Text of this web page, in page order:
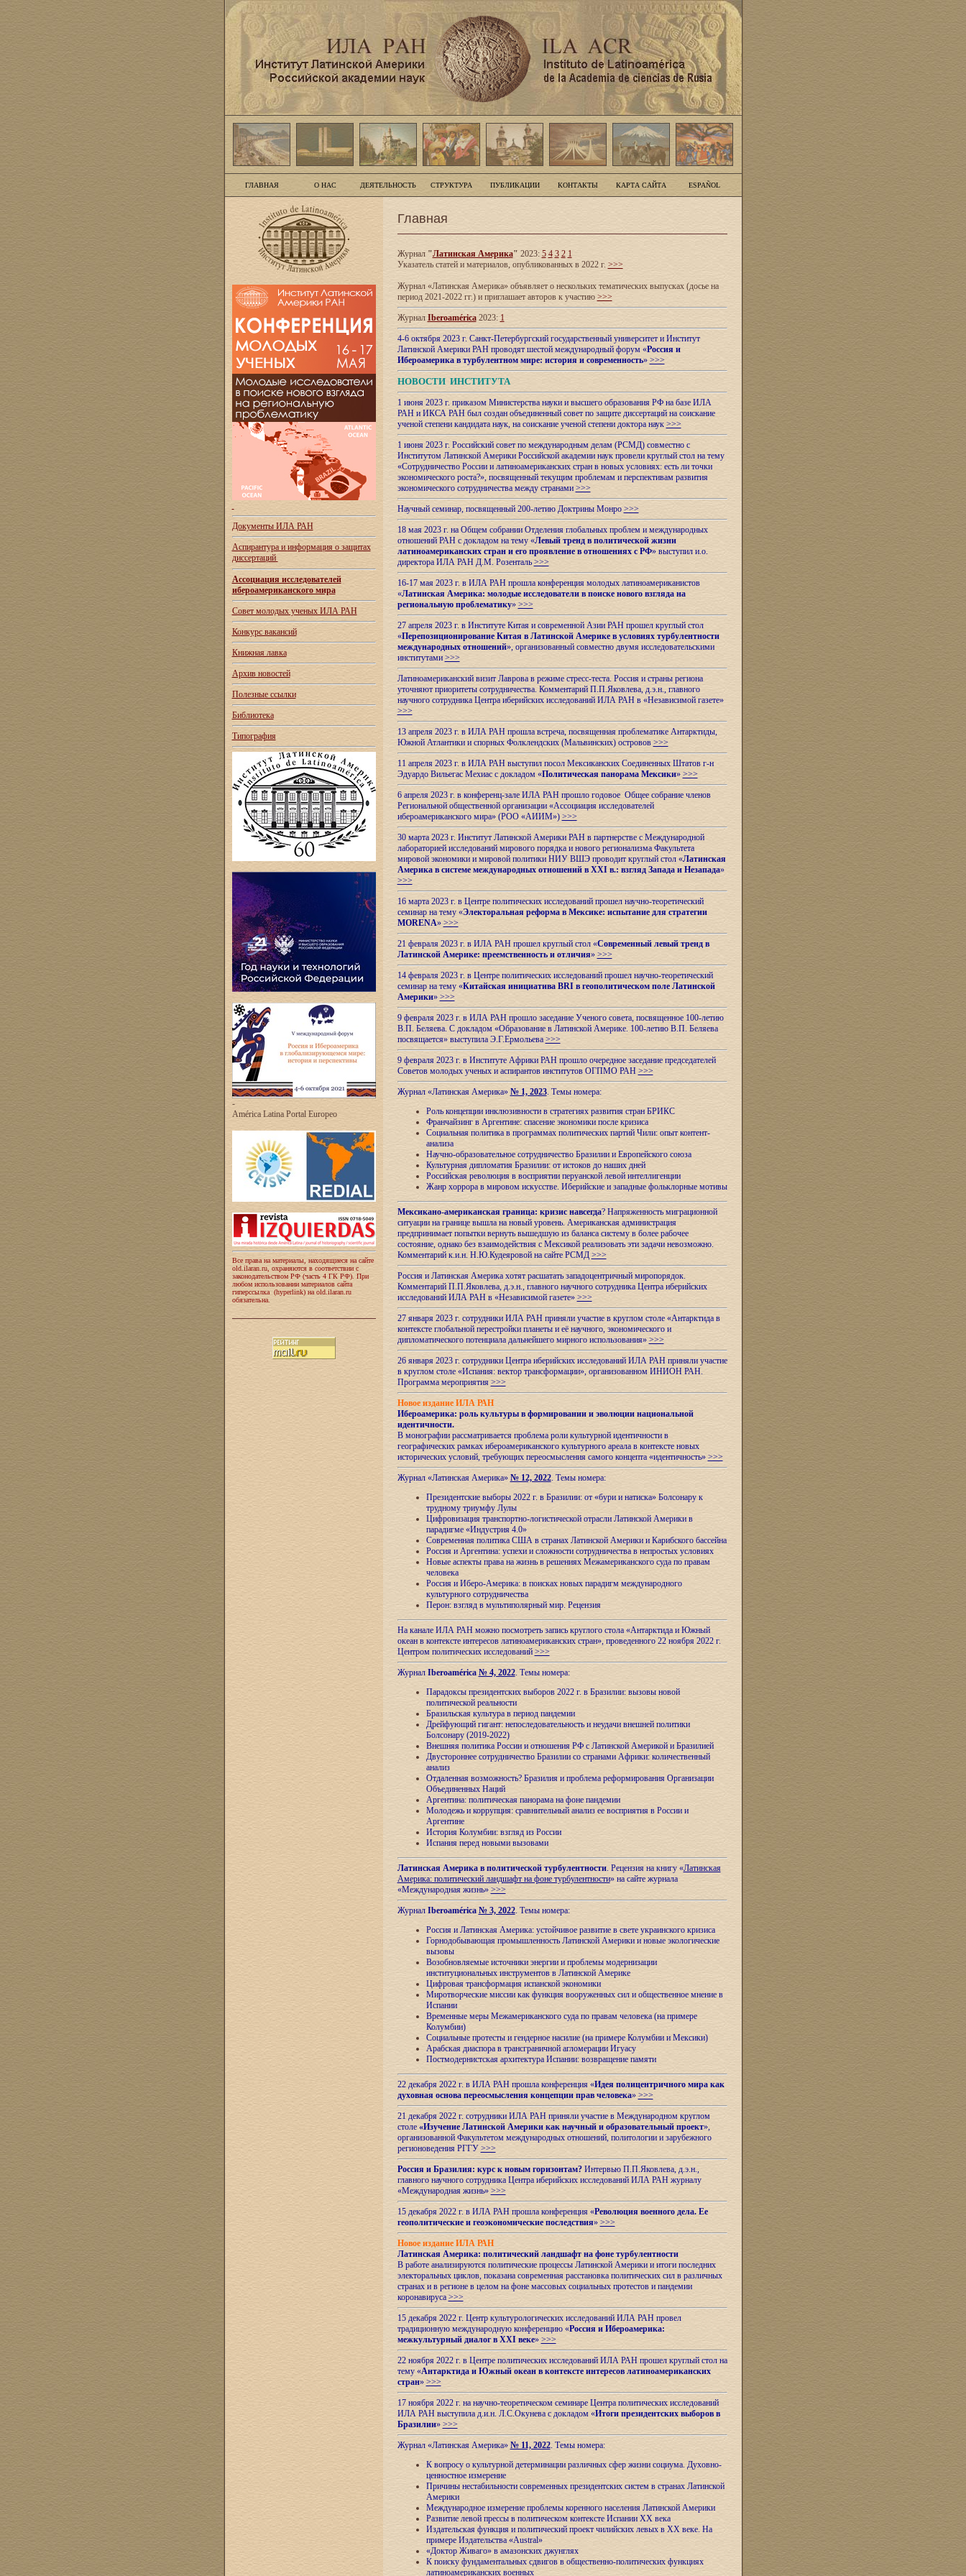
ГЛАВНАЯ О НАС ДЕЯТЕЛЬНОСТЬ СТРУКТУРА ПУБЛИКАЦИИ КОНТАКТЫ КАРТА САЙТА ESPAÑOL
Документы ИЛА РАН
Аспирантура и информация о защитах
диссертаций
Ассоциация исследователей
ибероамериканского мира
Совет молодых ученых ИЛА РАН
Конкурс вакансий
Книжная лавка
Архив новостей
Полезные ссылки
Библиотека
Типография
-
América Latina Portal Europeo
Все права на материалы, находящиеся на сайте
old.ilaran.ru, охраняются в соответствии с
законодательством РФ (часть 4 ГК РФ). При
любом использовании материалов сайта
гиперссылка (hyperlink) на old.ilaran.ru
обязательна.
Главная
Журнал"Латинская Америка" 2023: 5 4 3 2 1
Указатель статей и материалов, опубликованных в 2022 г. >>>
Журнал «Латинская Америка» объявляет о нескольких тематических выпусках (досье на
период 2021-2022 гг.) и приглашает авторов к участию >>>
Журнал Iberoamérica2023: 1
4-6 октября 2023 г. Санкт-Петербургский государственный университет и Институт
Латинской Америки РАН проводят шестой международный форум «Россия и
Ибероамерика в турбулентном мире: история и современность» >>>
НОВОСТИ ИНСТИТУТА
1 июня 2023 г. приказом Министерства науки и высшего образования РФ на базе ИЛА
РАН и ИКСА РАН был создан объединенный совет по защите диссертаций на соискание
ученой степени кандидата наук, на соискание ученой степени доктора наук >>>
1 июня 2023 г. Российский совет по международным делам (РСМД) совместно с
Институтом Латинской Америки Российской академии наук провели круглый стол на тему
«Сотрудничество России и латиноамериканских стран в новых условиях: есть ли точки
экономического роста?», посвященный текущим проблемам и перспективам развития
экономического сотрудничества между странами >>>
Научный семинар, посвященный 200-летию Доктрины Монро>>>
18 мая 2023 г. на Общем собрании Отделения глобальных проблем и международных
отношений РАН с докладом на тему «Левый тренд в политической жизни
латиноамериканских стран и его проявление в отношениях с РФ» выступил и.о.
директора ИЛА РАН Д.М. Розенталь >>>
16-17 мая 2023 г. в ИЛА РАН прошла конференция молодых латиноамериканистов
«Латинская Америка: молодые исследователи в поиске нового взгляда на
региональную проблематику» >>>
27 апреля 2023 г. в Институте Китая и современной Азии РАН прошел круглый стол
«Перепозиционирование Китая в ЛатинскойАмерике в условиях турбулентности
международных отношений», организованный совместно двумя исследовательскими
институтами >>>
Латиноамериканский визит Лаврова в режиме стресс-теста. Россия и страны региона
уточняют приоритеты сотрудничества. Комментарий П.П.Яковлева, д.э.н., главного
научного сотрудника Центра иберийских исследований ИЛА РАН в «Независимой газете»
>>>
13 апреля 2023 г. в ИЛА РАН прошла встреча, посвященная проблематике Антарктиды,
Южной Атлантики и спорных Фолклендских (Мальвинских) островов >>>
11 апреля 2023 г. в ИЛА РАН выступил посол Мексиканских Соединенных Штатов г-н
Эдуардо Вильегас Мехиас c докладом «Политическая панорама Мексики» >>>
6 апреля 2023 г. в конференц-зале ИЛА РАН прошло годовое Общее собрание членов
Региональной общественной организации «Ассоциация исследователей
ибероамериканского мира» (РОО «АИИМ») >>>
30 марта 2023 г. Институт Латинской Америки РАН в партнерстве с Международной
лабораторией исследований мирового порядка и нового регионализма Факультета
мировой экономики и мировой политики НИУ ВШЭ проводит круглый стол «Латинская
Америка в системе международных отношений в XXI в.: взгляд Запада и Незапада»
>>>
16 марта 2023 г. в Центре политических исследований прошел научно-теоретический
семинар на тему «Электоральная реформа в Мексике: испытание для стратегии
MORENA» >>>
21 февраля 2023 г. в ИЛА РАН прошел круглый стол «Современный левый тренд в
Латинской Америке: преемственность и отличия» >>>
14 февраля 2023 г. в Центре политических исследований прошел научно-теоретический
семинар на тему «Китайская инициатива BRI в геополитическом поле Латинской
Америки» >>>
9 февраля 2023 г. в ИЛА РАН прошло заседание Ученого совета, посвященное 100-летию
В.П. Беляева. С докладом «Образование в Латинской Америке. 100-летию В.П. Беляева
посвящается» выступила Э.Г.Ермольева >>>
9 февраля 2023 г. в Институте Африки РАН прошло очередное заседание председателей
Советов молодых ученых и аспирантов институтов ОГПМО РАН >>>
Журнал «Латинская Америка» № 1, 2023. Темы номера:
Роль концепции инклюзивности в стратегиях развития стран БРИКС
Франчайзинг в Аргентине: спасение экономики после кризиса
Социальная политика в программах политических партий Чили: опыт контент-
анализа
Научно-образовательное сотрудничество Бразилии и Европейского союза
Культурная дипломатия Бразилии: от истоков до наших дней
Российская революция в восприятии перуанской левой интеллигенции
Жанр хоррора в мировом искусстве. Иберийские и западные фольклорные мотивы
Мексикано-американская граница: кризис навсегда? Напряженность миграционной
ситуации на границе вышла на новый уровень. Американская администрация
предпринимает попытки вернуть вышедшую из баланса систему в более рабочее
состояние, однако без взаимодействия с Мексикой реализовать эти задачи невозможно.
Комментарий к.и.н. Н.Ю.Кудеяровой на сайте РСМД >>>
Россия и Латинская Америка хотят расшатать западоцентричный миропорядок.
Комментарий П.П.Яковлева, д.э.н., главного научного сотрудника Центра иберийских
исследований ИЛА РАН в «Независимой газете» >>>
27 января 2023 г. сотрудники ИЛА РАН приняли участие в круглом столе «Антарктида в
контексте глобальной перестройки планеты и её научного, экономического и
дипломатического потенциала дальнейшего мирного использования» >>>
26 января 2023 г. сотрудники Центра иберийских исследований ИЛА РАН приняли участие
в круглом столе «Испания: вектор трансформации», организованном ИНИОН РАН.
Программа мероприятия>>>
Новое издание ИЛА РАН
Ибероамерика: роль культуры в формировании и эволюции национальной
идентичности.
В монографии рассматривается проблема роли культурной идентичности в
географических рамках ибероамериканского культурного ареала в контексте новых
исторических условий, требующих переосмысления самого концепта «идентичность» >>>
Журнал «Латинская Америка» № 12, 2022. Темы номера:
Президентские выборы 2022 г. в Бразилии: от «бури и натиска» Болсонару к
трудному триумфу Лулы
Цифровизация транспортно-логистической отрасли Латинской Америки в
парадигме «Индустрия 4.0»
Современная политика США в странах Латинской Америки и Карибского бассейна
Россия и Аргентина: успехи и сложности сотрудничества в непростых условиях
Новые аспекты права на жизнь в решениях Межамериканского суда по правам
человека
Россия и Иберо-Америка: в поисках новых парадигм международного
культурного сотрудничества
Перон: взгляд в мультиполярный мир. Рецензия
На канале ИЛА РАН можно посмотреть запись круглого стола «Антарктида и Южный
океан в контексте интересов латиноамериканских стран», проведенного 22 ноября 2022 г.
Центром политических исследований >>>
Журнал Iberoamérica № 4, 2022. Темы номера:
Парадоксы президентских выборов 2022 г. в Бразилии: вызовы новой
политической реальности
Бразильская культура в период пандемии
Дрейфующий гигант: непоследовательность и неудачи внешней политики
Болсонару (2019-2022)
Внешняя политика России и отношения РФ с Латинской Америкой и Бразилией
Двустороннее сотрудничество Бразилии со странами Африки: количественный
анализ
Отдаленная возможность? Бразилия и проблема реформирования Организации
Объединенных Наций
Аргентина: политическая панорама на фоне пандемии
Молодежь и коррупция: сравнительный анализ ee восприятия в России и
Аргентине
История Колумбии: взгляд из России
Испания перед новыми вызовами
Латинская Америка в политической турбулентности. Рецензия на книгу «Латинская
Америка: политический ландшафт на фоне турбулентности» на сайте журнала
«Международная жизнь» >>>
Журнал Iberoamérica № 3, 2022. Темы номера:
Россия и Латинская Америка: устойчивое развитие в свете украинского кризиса
Горнодобывающая промышленность Латинской Америки и новые экологические
вызовы
Возобновляемые источники энергии и проблемы модернизации
институциональных инструментов в Латинской Америке
Цифровая трансформация испанской экономики
Миротворческие миссии как функция вооруженных сил и общественное мнение в
Испании
Временные меры Межамериканского суда по правам человека (на примере
Колумбии)
Социальные протесты и гендерное насилие (на примере Колумбии и Мексики)
Арабская диаспора в трансграничной агломерации Игуасу
Постмодернистская архитектура Испании: возвращение памяти
22 декабря 2022 г. в ИЛА РАН прошла конференция «Идея полицентричного мира как
духовная основа переосмысления концепции прав человека» >>>
21 декабря 2022 г. сотрудники ИЛА РАН приняли участие в Международном круглом
столе «Изучение Латинской Америки как научный и образовательный проект»,
организованной Факультетом международных отношений, политологии и зарубежного
регионоведения РГГУ >>>
Россия и Бразилия: курс к новым горизонтам?Интервью П.П.Яковлева, д.э.н.,
главного научного сотрудника Центра иберийских исследований ИЛА РАН журналу
«Международная жизнь» >>>
15 декабря 2022 г. в ИЛА РАН прошла конференция «Революция военного дела. Ее
геополитические и геоэкономические последствия» >>>
Новое издание ИЛА РАН
Латинская Америка: политический ландшафт на фоне турбулентности
В работе анализируются политические процессы Латинской Америки и итоги последних
электоральных циклов, показана современная расстановка политических сил в различных
странах и в регионе в целом на фоне массовых социальных протестов и пандемии
коронавируса >>>
15 декабря 2022 г. Центр культурологических исследований ИЛА РАН провел
традиционную международную конференцию «Россия и Ибероамерика:
межкультурный диалог в XXI веке» >>>
22 ноября 2022 г. в Центре политических исследований ИЛА РАН прошел круглый стол на
тему «Антарктида и Южный океан в контексте интересов латиноамериканских
стран» >>>
17 ноября 2022 г. на научно-теоретическом семинаре Центра политических исследований
ИЛА РАН выступила д.и.н. Л.С.Окунева с докладом «Итоги президентских выборов в
Бразилии» >>>
Журнал «Латинская Америка» № 11, 2022. Темы номера:
К вопросу о культурной детерминации различных сфер жизни социума. Духовно-
ценностное измерение
Причины нестабильности современных президентских систем в странах Латинской
Америки
Международное измерение проблемы коренного населения Латинской Америки
Развитие левой прессы в политическом контексте Испании XX века
Издательская функция и политический проект чилийских левых в XX веке. На
примере Издательства «Austral»
«Доктор Живаго» в амазонских джунглях
К поиску фундаментальных сдвигов в общественно-политических функциях
латиноамериканских военных